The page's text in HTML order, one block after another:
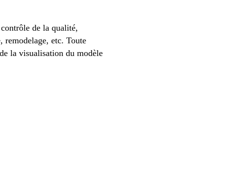
de la qualité,
remodelage, etc. Toute
la visualisation du modèle